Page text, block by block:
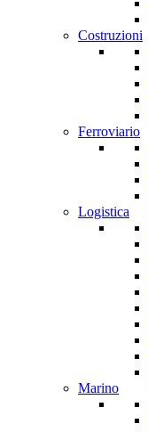
Costruzioni
Ferroviario
Logistica
Marino